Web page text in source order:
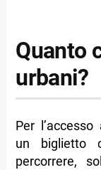
Quanto
urbani?
Per
un biglietto
percorrere,